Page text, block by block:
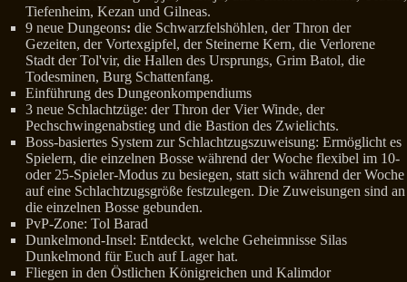
Tiefenheim, Kezan und Gilneas.
9 neue Dungeons: die Schwarzfelshöhlen, der Thron der
Gezeiten, der Vortexgipfel, der Steinerne Kern, die Verlorene
Stadt der Tol'vir, die Hallen des Ursprungs, Grim Batol, die
Todesminen, Burg Schattenfang.
Einführung des Dungeonkompendiums
3 neue Schlachtzüge: der Thron der Vier Winde, der
Pechschwingenabstieg und die Bastion des Zwielichts.
Boss-basiertes System zur Schlachtzugszuweisung: Ermöglicht es
Spielern, die einzelnen Bosse während der Woche flexibel im 10-
oder 25-Spieler-Modus zu besiegen, statt sich während der Woche
auf eine Schlachtzugsgröße festzulegen. Die Zuweisungen sind an
die einzelnen Bosse gebunden.
PvP-Zone: Tol Barad
Dunkelmond-Insel: Entdeckt, welche Geheimnisse Silas
Dunkelmond für Euch auf Lager hat.
Fliegen in den Östlichen Königreichen und Kalimdor